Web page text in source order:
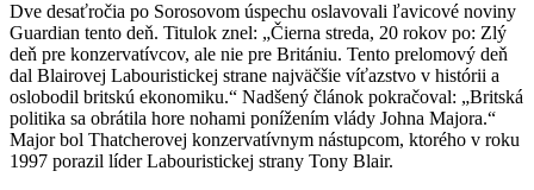
Dve desaťročia po Sorosovom úspechu oslavovali ľavicové noviny
Guardian tento deň. Titulok znel: „Čierna streda, 20 rokov po: Zlý
deň pre konzervatívcov, ale nie pre Britániu. Tento prelomový deň
dal Blairovej Labouristickej strane najväčšie víťazstvo v histórii a
oslobodil britskú ekonomiku.“ Nadšený článok pokračoval: „Britská
politika sa obrátila hore nohami ponížením vlády Johna Majora.“
Major bol Thatcherovej konzervatívnym nástupcom, ktorého v roku
1997 porazil líder Labouristickej strany Tony Blair.